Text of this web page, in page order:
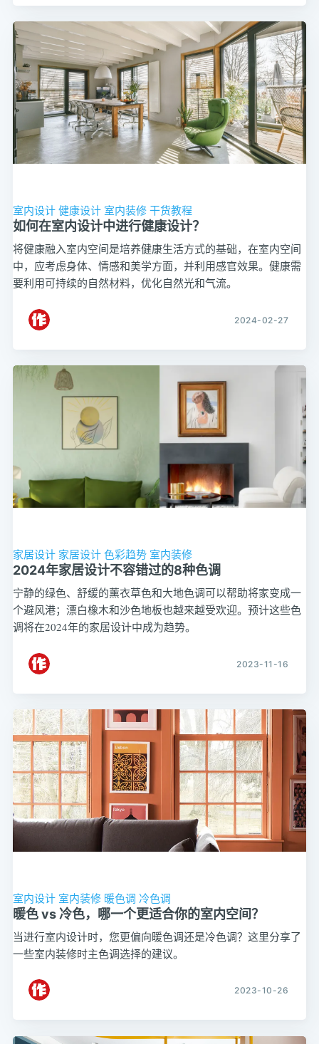
室内设计 健康设计 室内装修 干货教程
如何在室内设计中进行健康设计？
将健康融入室内空间是培养健康生活方式的基础，在室内空间
中，应考虑身体、情感和美学方面，并利用感官效果。健康需
要利用可持续的自然材料，优化自然光和气流。
2024-02-27
家居设计 家居设计 色彩趋势 室内装修
2024年家居设计不容错过的8种色调
宁静的绿色、舒缓的薰衣草色和大地色调可以帮助将家变成一
个避风港；漂白橡木和沙色地板也越来越受欢迎。预计这些色
调将在2024年的家居设计中成为趋势。
2023-11-16
室内设计 室内装修 暖色调 冷色调
暖色 vs 冷色，哪一个更适合你的室内空间？
当进行室内设计时，您更偏向暖色调还是冷色调？这里分享了
一些室内装修时主色调选择的建议。
2023-10-26